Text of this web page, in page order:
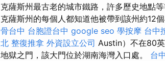
克薩斯州最古老的城市鐵路，許多歷史地點
克薩斯州的每個人都知道他被帶到該州約12
骨台中 台胞證台中 google seo 學按摩 台中
北 整復推拿 外資設立公司 Austin）不在80
地獄之門，該大門位於湖南海灣入口處。 台